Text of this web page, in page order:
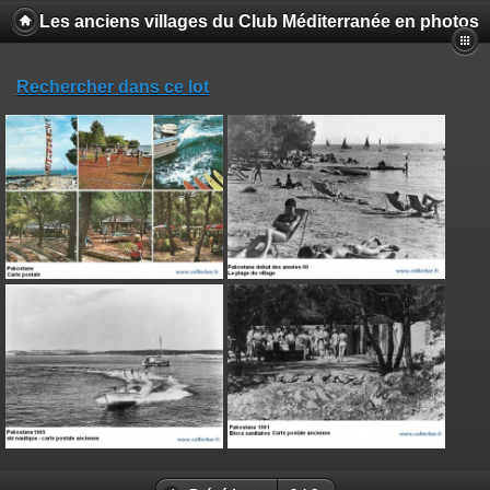
Les anciens villages du Club Méditerranée en photos
Rechercher dans ce lot